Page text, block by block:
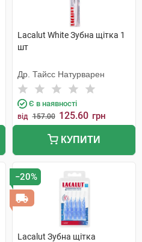
Lacalut White Зубна щітка 1
шт
Др. Тайсс Натурварен
Є в наявності
від 157.00 125.60 грн
КУПИТИ
−20%
Lacalut Зубна щітка